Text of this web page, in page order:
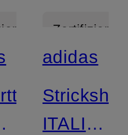
Zertifiziert
adidas
Strickshirt
ITALIEN